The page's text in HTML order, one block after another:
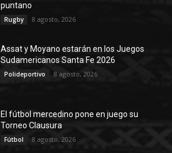
puntano
Rugby 8 agosto, 2026
Assat y Moyano estarán en los Juegos
Sudamericanos Santa Fe 2026
Polideportivo 8 agosto, 2026
El fútbol mercedino pone en juego su
Torneo Clausura
Fútbol 8 agosto, 2026